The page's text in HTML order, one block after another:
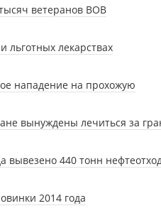
ветеранов ВОВ
льготных лекарствах
нападение на прохожую
вынуждены лечиться за
вывезено 440 тонн
2014 года